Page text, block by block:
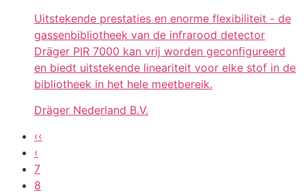
Uitstekende prestaties en enorme flexibiliteit - de
gassenbibliotheek van de infrarood detector
Dräger PIR 7000 kan vrij worden geconfigureerd
en biedt uitstekende lineariteit voor elke stof in de
bibliotheek in het hele meetbereik.
Dräger Nederland B.V.
‹‹
‹
7
8